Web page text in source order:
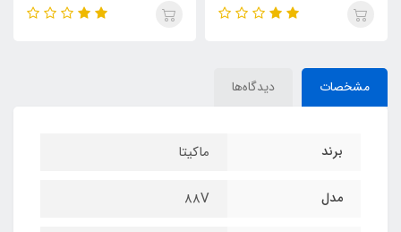
مشخصات دیدگاه‌ها
برند ماکیتا
مدل 88V